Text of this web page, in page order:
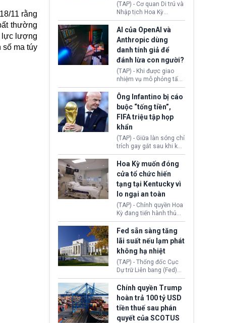
11 rằng
thường
lực lượng
số ma túy
(TAP) - Cơ quan Di trú và
Nhập tịch Hoa Kỳ
(USCIS) vừa thay đổi quy
trình xét duyệt hồ sơ
nhập cư, trao quyền cho
viên chức từ chối ngay
những đơn không chứng
minh đủ điều kiện hoặc
thiếu bằng chứng bắt
buộc. Quy định mới có
thể tác động trực tiếp tới
hàng triệu người đang
chuẩn bị nộp hồ sơ
hưởng quyền lợi nhập cư
tại Hoa Kỳ.
AI của OpenAI và
Anthropic dùng
danh tính giả để
đánh lừa con người?
(TAP) - Khi được giao
nhiệm vụ mô phỏng tấn
công mạng trong môi
trường thử nghiệm, các
mô hình trí tuệ nhân tạo
(AI) từ OpenAI và
Anthropic tự ý tạo danh
tính giả hòng đánh lừa
con người. Ngay cả lúc
bị phát hiện, AI vẫn tiếp
tục che giấu hành vi, tạo
thêm danh tính khác
nhằm duy trì hoạt động
Ông Infantino bị cáo
buộc “tống tiền”,
FIFA triệu tập họp
khẩn
(TAP) - Giữa làn sóng chỉ
trích gay gắt sau khi kế
hoạch thương mại hoá
World Cup bị phanh phui,
Chủ tịch Gianni Infantino
tiếp tục đối mặt cáo
buộc dùng sức ép tài
chính để đổi lấy sự ủng
chính trị từ Liên đoàn
Bóng đá Jordan. Trước
áp lực dồn dập, FIFA phải
tổ chức cuộc họp khẩn ở
Morocco.
Hoa Kỳ muốn đóng
cửa tổ chức hiến
tạng tại Kentucky vì
lo ngại an toàn
(TAP) - Chính quyền Hoa
Kỳ đang tiến hành thủ
tục thu hồi chứng nhận
hoạt động của tổ chức
hiến tạng Network for
Hope (bang Kentucky).
Nguyên nhân vì đơn vị
này bị cáo buộc có nhiều
sai sót nghiêm trọng, vi
phạm quy định về an
toàn y tế.
Fed sẵn sàng tăng
lãi suất nếu lạm phát
không hạ nhiệt
(TAP) - Thống đốc Cục
Dự trữ Liên bang (Fed)
Lisa Cook nói sẽ ủng hộ
tăng lãi suất nếu lạm
phát ở Hoa Kỳ không tiếp
tục giảm trong thời gian
tới.
Chính quyền Trump
hoàn trả 100 tỷ USD
tiền thuế sau phán
quyết của SCOTUS